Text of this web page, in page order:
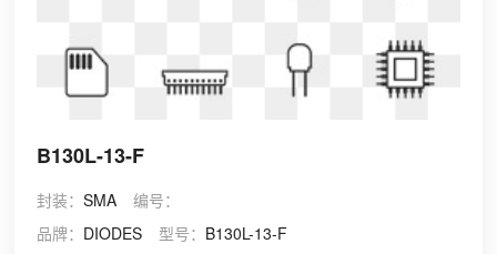
B130L-13-F
封装：SMA
编号：
品牌： DIODES 型号： B130L-13-F